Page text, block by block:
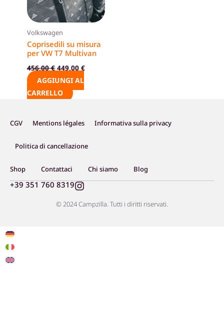
Volkswagen
Coprisedili su misura
per VW T7 Multivan
456,00€ 449,00€
AGGIUNGI AL
CARRELLO
CGV Mentions légales Informativa sulla privacy
Politica di cancellazione
Shop Contattaci Chi siamo Blog
© 2024 Campzilla. Tutti i diritti riservati.
+39 351 760 8319 I
n
s